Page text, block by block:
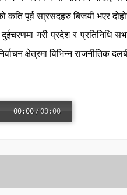
पूर्व सा्रसदहरु बिजयी भएर
गरी प्रदेश र प्रतिनिधि
क्षेत्रमा विभिन्न राजनीतिक
00:00 /03:00